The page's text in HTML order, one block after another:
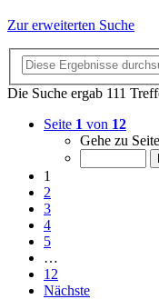
Zur erweiterten Suche
Die Suche ergab 111
Seite 1 von 12
Gehe zu
1
2
3
4
5
…
12
Nächste